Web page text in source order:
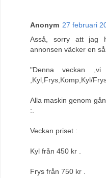
Anonym 27 februari
Asså, sorry att jag
annonsen väcker en
"Denna veckan
,Kyl,Frys,Komp,Kyl/
Alla maskin genom
:.
Veckan priset :
Kyl från 450 kr .
Frys från 750 kr .